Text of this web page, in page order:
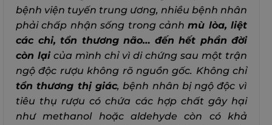
bệnh viện tuyến trung ương, nhiều bệnh nhân
phải chấp nhận sống trong cảnhmù lòa, liệt
các chi, tổn thương não… đến hết phần đời
còn lạicủa mình chỉ vì di chứng sau một trận
ngộ độc rượu không rõ nguồn gốc. Không chỉ
tổn thương thị giác, bệnh nhân bị ngộ độc vì
tiêu thụ rượu có chứa các hợp chất gây hại
như methanol hoặc aldehyde còn có khả